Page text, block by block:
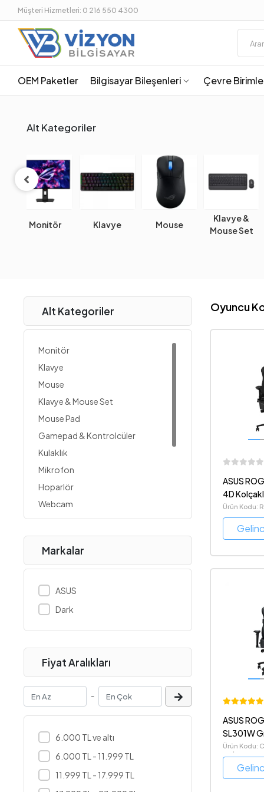
Müşteri Hizmetleri: 0 216 550 4300
OEM Paketler Bilgisayar Bileşenleri Çevre
Alt Kategoriler
Klavye Mouse
Mouse Set
Mouse Pad
Alt Kategoriler
Monitör
Klavye
Mouse
Klavye & Mouse Set
Mouse Pad
Gamepad & Kontrolcüler
Kulaklık
Mikrofon
Hoparlör
Webcam
UPS
Oyuncu Koltuğu
Görüntü Yakalama
Outlet Ürünler
Aksesuarlar
Markalar
ASUS
Dark
Fiyat Aralıkları
-
6.000 TL ve altı
6.000 TL - 11.999 TL
11.999 TL - 17.999 TL
Oyuncu
ASUS
4D
Ürün Kodu:
SL302C
ASUS
SL301W
Koltuğu
Ürün Kodu:
GRİ